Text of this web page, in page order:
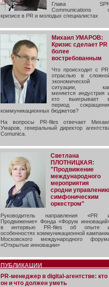
Глава
Communications
кризисе в PR и молодых специалистах
Михаил УМАРОВ:
Кризис сделает PR
более
востребованным
Что происходит с
отраслью в
экономической
ситуации,
меняется индустрия
кто выигрывает
период
коммуникационных бюджетов?
На вопросы PR-files отвечает
Умаров, генеральный директор
Comunica.
Светлана
ПЛОТНИЦКАЯ:
"Продвижение
международного
мероприятия
сродни управлению
симфоническим
оркестром"
Руководитель направления «PR
Продвижение» Фонда «Форум
в интервью PR-files об опыте
особенностях коммуникационной
Московского международного
«Открытые инновации»
ПУБЛИКАЦИИ
PR-менеджер в digital-агентстве: кто
он и что должен уметь